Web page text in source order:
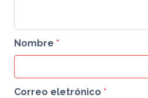
Nombre *
Correo eletrónico *